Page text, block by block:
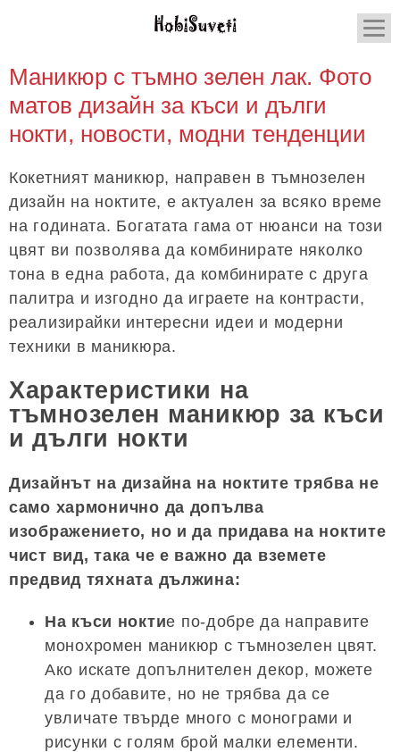
Маникюр с тъмно зелен лак. Фото
матов дизайн за къси и дълги
нокти, новости, модни тенденции
Кокетният маникюр, направен в тъмнозелен
дизайн на ноктите, е актуален за всяко време
на годината. Богатата гама от нюанси на този
цвят ви позволява да комбинирате няколко
тона в една работа, да комбинирате с друга
палитра и изгодно да играете на контрасти,
реализирайки интересни идеи и модерни
техники в маникюра.
Характеристики на
тъмнозелен маникюр за къси
и дълги нокти
Дизайнът на дизайна на ноктите трябва не
само хармонично да допълва
изображението, но и да придава на ноктите
чист вид, така че е важно да вземете
предвид тяхната дължина:
На къси ноктие по-добре да направите
монохромен маникюр с тъмнозелен цвят.
Ако искате допълнителен декор, можете
да го добавите, но не трябва да се
увличате твърде много с монограми и
рисунки с голям брой малки елементи.